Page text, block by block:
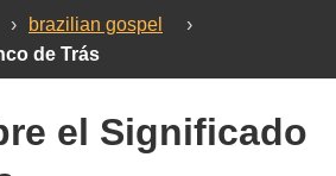
› brazilian gospel
›
de Trás
el Significado